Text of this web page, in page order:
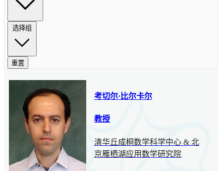
选择组
重置
考切尔·比尔卡尔
教授
清华丘成桐数学科学中心 & 北
京雁栖湖应用数学研究院